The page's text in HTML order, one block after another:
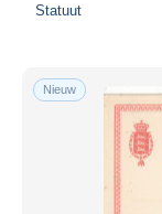
Statuut
Nieuw